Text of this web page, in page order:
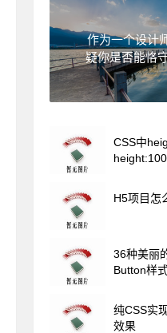
作为一个设计
疑你是否能恪
CSS中
H5项目怎
36种美丽
Button样
纯CSS实
效果